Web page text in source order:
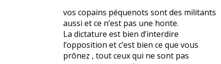
vos copains péquenots sont des militants
aussi et ce n’est pas une honte.
La dictature est bien d’interdire
l’opposition et c’est bien ce que vous
prônez , tout ceux qui ne sont pas